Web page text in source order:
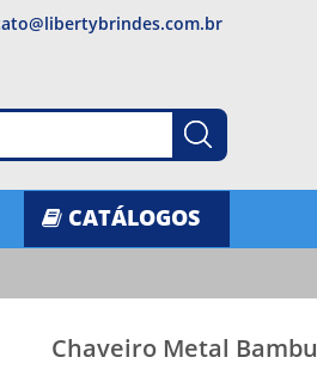
CATÁLOGOS
Chaveiro Metal Bambu